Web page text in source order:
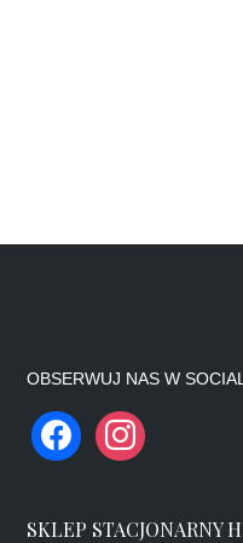
OBSERWUJ NAS W
SKLEP STACJONARNY